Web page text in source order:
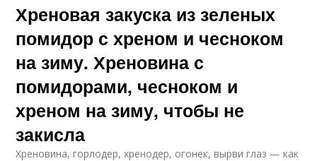
Хреновая закуска из зеленых
помидор с хреном и чесноком
на зиму. Хреновина с
помидорами, чесноком и
хреном на зиму, чтобы не
закисла
Хреновина, горлодер, хренодер, огонек, вырви глаз — как